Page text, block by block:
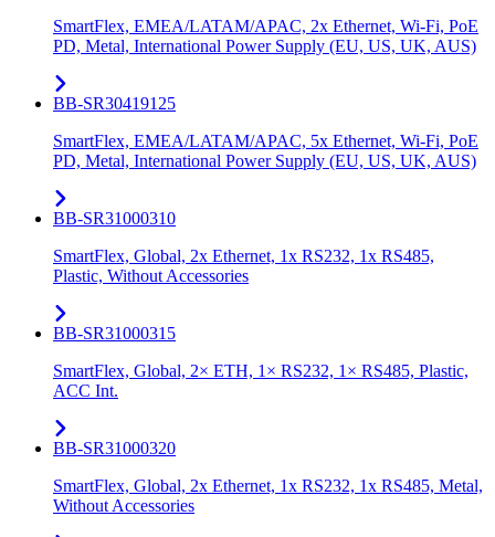
SmartFlex, EMEA/LATAM/APAC, 2x Ethernet, Wi-Fi, PoE
PD, Metal, International Power Supply (EU, US, UK, AUS)
BB-SR30419125
SmartFlex, EMEA/LATAM/APAC, 5x Ethernet, Wi-Fi, PoE
PD, Metal, International Power Supply (EU, US, UK, AUS)
BB-SR31000310
SmartFlex, Global, 2x Ethernet, 1x RS232, 1x RS485,
Plastic, Without Accessories
BB-SR31000315
SmartFlex, Global, 2× ETH, 1× RS232, 1× RS485, Plastic,
ACC Int.
BB-SR31000320
SmartFlex, Global, 2x Ethernet, 1x RS232, 1x RS485, Metal,
Without Accessories